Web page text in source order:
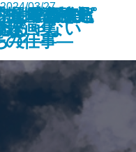
り 高橋是
―時代を超
つの死角」
ェイクスピ
の仕事―
る
03/27
座
説
揮統帥文
―
じゃない
定画集
してきまし
最愛の夫ピ
て―